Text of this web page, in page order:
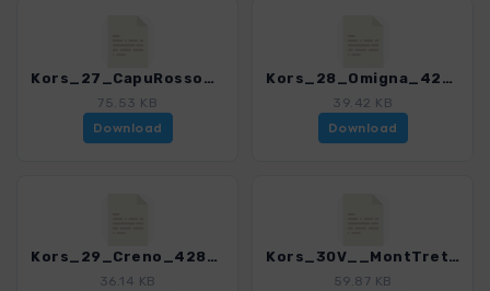
Kors_27_CapuRosso_4280_18.gpx
75.53 KB
Download
Kors_28_Omigna_4280_18.gpx
39.42 KB
Download
Kors_29_Creno_4280_18.gpx
36.14 KB
Kors_30V__MontTretorre_4280_18.gpx
59.87 KB